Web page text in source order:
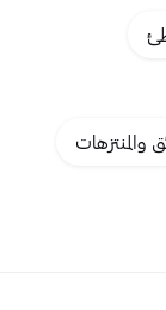
والمنتزهات